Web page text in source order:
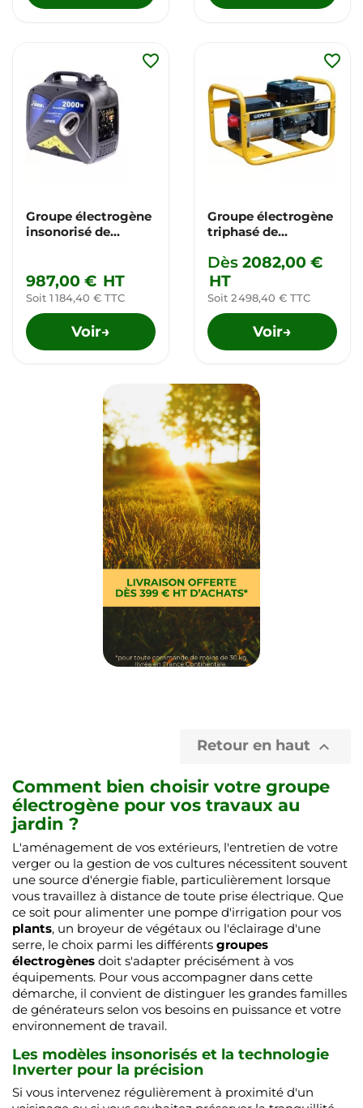
Groupe électrogène
insonorisé de
987,00 € HT
Soit 1 184,40 € TTC
Voir→
favorite_border
Groupe électrogène
triphasé de
SUBARU*
Dès 2082,00 €
HT
Soit 2 498,40 € TTC
Voir→
favorite_border
Retour en haut 
Comment bien choisir votre groupe
électrogène pour vos travaux au
jardin ?
L'aménagement de vos extérieurs, l'entretien de votre
verger ou la gestion de vos cultures nécessitent souvent
une source d'énergie fiable, particulièrement lorsque
vous travaillez à distance de toute prise électrique. Que
ce soit pour alimenter une pompe d'irrigation pour vos
plants, un broyeur de végétaux ou l'éclairage d'une
serre, le choix parmi les différents groupes
électrogènes doit s'adapter précisément à vos
équipements. Pour vous accompagner dans cette
démarche, il convient de distinguer les grandes familles
de générateurs selon vos besoins en puissance et votre
environnement de travail.
Les modèles insonorisés et la technologie
Inverter pour la précision
Si vous intervenez régulièrement à proximité d'un